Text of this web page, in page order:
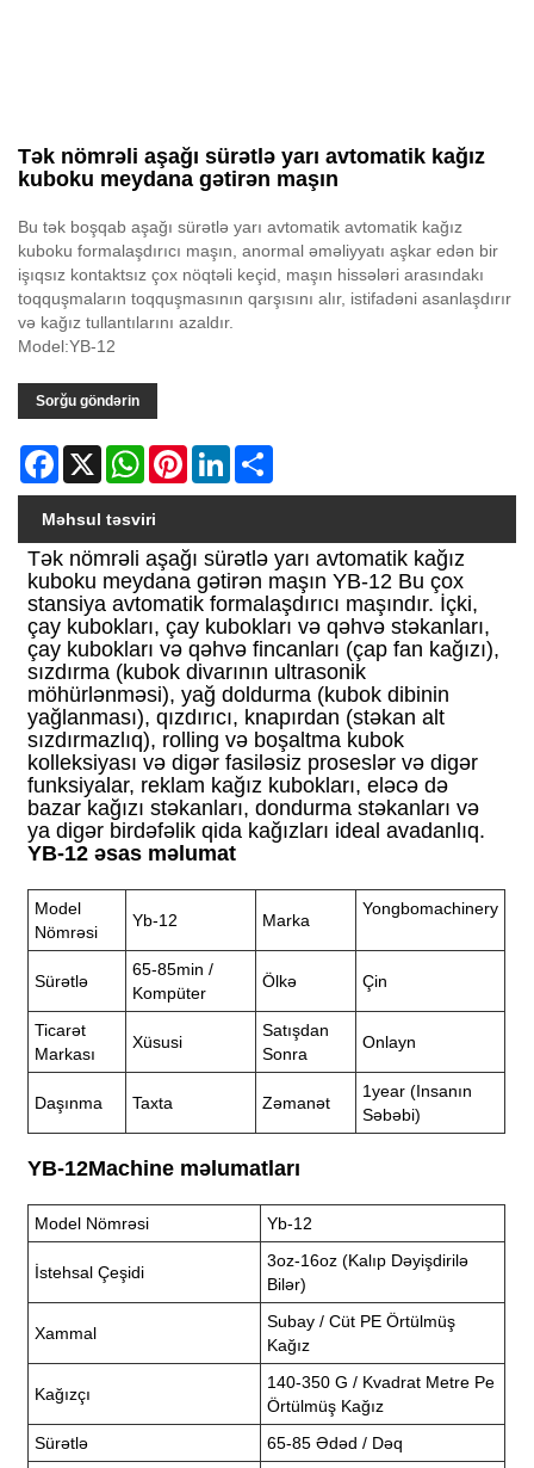
Tək nömrəli aşağı sürətlə yarı avtomatik kağız
kuboku meydana gətirən maşın
Bu tək boşqab aşağı sürətlə yarı avtomatik avtomatik kağız
kuboku formalaşdırıcı maşın, anormal əməliyyatı aşkar edən bir
işıqsız kontaktsız çox nöqtəli keçid, maşın hissələri arasındakı
toqquşmaların toqquşmasının qarşısını alır, istifadəni asanlaşdırır
və kağız tullantılarını azaldır.
Model:YB-12
Sorğu göndərin
Facebook
X WhatsAppPinterestLinkedIn
Məhsul təsviri
Tək nömrəli aşağı sürətlə yarı avtomatik kağız
kuboku meydana gətirən maşın YB-12 Bu çox
stansiya avtomatik formalaşdırıcı maşındır. İçki,
çay kubokları, çay kubokları və qəhvə stəkanları,
çay kubokları və qəhvə fincanları (çap fan kağızı),
sızdırma (kubok divarının ultrasonik
möhürlənməsi), yağ doldurma (kubok dibinin
yağlanması), qızdırıcı, knapırdan (stəkan alt
sızdırmazlıq), rolling və boşaltma kubok
kolleksiyası və digər fasiləsiz proseslər və digər
funksiyalar, reklam kağız kubokları, eləcə də
bazar kağızı stəkanları, dondurma stəkanları və
ya digər birdəfəlik qida kağızları ideal avadanlıq.
YB-12 əsas məlumat
Model
Nömrəsi
Yb-12 Marka
Yongbomachinery
Sürətlə
65-85min /
Kompüter
Ölkə Çin
Ticarət
Markası
Xüsusi
Satışdan
Sonra
Onlayn
Daşınma Taxta Zəmanət
1year (insanın
Səbəbi)
YB-12Machine məlumatları
Model Nömrəsi Yb-12
İstehsal Çeşidi
3oz-16oz (Kalıp Dəyişdirilə
Bilər)
Xammal
Subay / Cüt PE Örtülmüş
Kağız
Kağızçı
140-350 G / Kvadrat Metre Pe
Örtülmüş Kağız
Sürətlə
65-85 Ədəd / Dəq